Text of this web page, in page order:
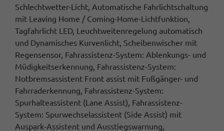
Schlechtwetter-Licht, Automatische Fahrlichtschaltung
mit Leaving Home / Coming-Home-Lichtfunktion,
Tagfahrlicht LED, Leuchtweitenregelung automatisch
und Dynamisches Kurvenlicht, Scheibenwischer mit
Regensensor, Fahrassistenz-System: Ablenkungs- und
Müdigkeitserkennung, Fahrassistenz-System:
Notbremsassistent Front assist mit Fußgänger- und
Fahrraderkennung, Fahrassistenz-System:
Spurhalteassistent (Lane Assist), Fahrassistenz-
System: Spurwechselassistent (Side Assist) mit
Auspark-Assistent und Ausstiegswarnung,